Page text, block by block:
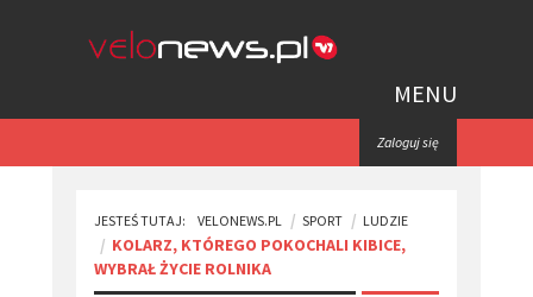
MENU
Zaloguj się
JESTEŚ TUTAJ: VELONEWS.PL SPORT LUDZIE
KOLARZ, KTÓREGO POKOCHALI KIBICE,
WYBRAŁ ŻYCIE ROLNIKA